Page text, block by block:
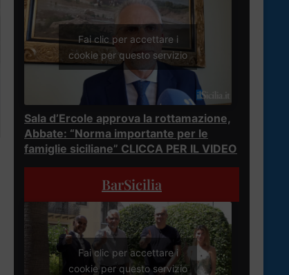
Fai clic per accettare i
cookie per questo servizio
Sala d’Ercole approva la rottamazione,
Abbate: “Norma importante per le
famiglie siciliane” CLICCA PER IL VIDEO
BarSicilia
Fai clic per accettare i
cookie per questo servizio